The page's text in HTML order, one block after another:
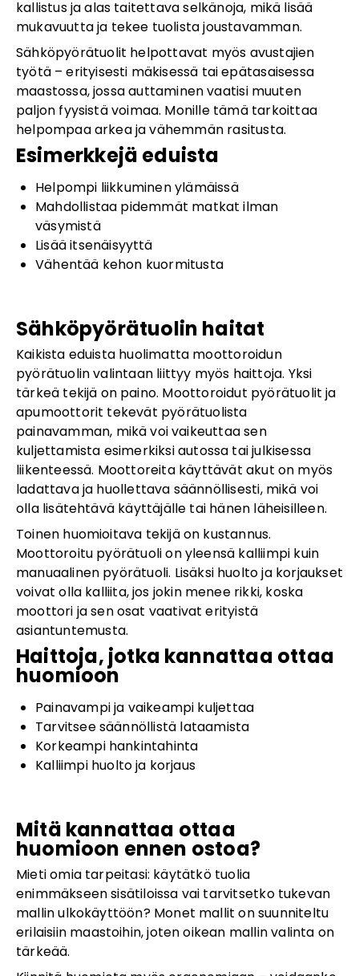
kallistus ja alas taitettava selkänoja, mikä lisää
mukavuutta ja tekee tuolista joustavamman.
Sähköpyörätuolit helpottavat myös avustajien
työtä – erityisesti mäkisessä tai epätasaisessa
maastossa, jossa auttaminen vaatisi muuten
paljon fyysistä voimaa. Monille tämä tarkoittaa
helpompaa arkea ja vähemmän rasitusta.
Esimerkkejä eduista
Helpompi liikkuminen ylämäissä
Mahdollistaa pidemmät matkat ilman
väsymistä
Lisää itsenäisyyttä
Vähentää kehon kuormitusta
Sähköpyörätuolin haitat
Kaikista eduista huolimatta moottoroidun
pyörätuolin valintaan liittyy myös haittoja. Yksi
tärkeä tekijä on paino. Moottoroidut pyörätuolit ja
apumoottorit tekevät pyörätuolista
painavamman, mikä voi vaikeuttaa sen
kuljettamista esimerkiksi autossa tai julkisessa
liikenteessä. Moottoreita käyttävät akut on myös
ladattava ja huollettava säännöllisesti, mikä voi
olla lisätehtävä käyttäjälle tai hänen läheisilleen.
Toinen huomioitava tekijä on kustannus.
Moottoroitu pyörätuoli on yleensä kalliimpi kuin
manuaalinen pyörätuoli. Lisäksi huolto ja korjaukset
voivat olla kalliita, jos jokin menee rikki, koska
moottori ja sen osat vaativat erityistä
asiantuntemusta.
Haittoja, jotka kannattaa ottaa
huomioon
Painavampi ja vaikeampi kuljettaa
Tarvitsee säännöllistä lataamista
Korkeampi hankintahinta
Kalliimpi huolto ja korjaus
Mitä kannattaa ottaa
huomioon ennen ostoa?
Mieti omia tarpeitasi: käytätkö tuolia
enimmäkseen sisätiloissa vai tarvitsetko tukevan
mallin ulkokäyttöön? Monet mallit on suunniteltu
erilaisiin maastoihin, joten oikean mallin valinta on
tärkeää.